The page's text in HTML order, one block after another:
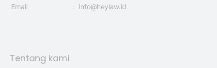
Email
: info@heylaw.id
Tentang kami